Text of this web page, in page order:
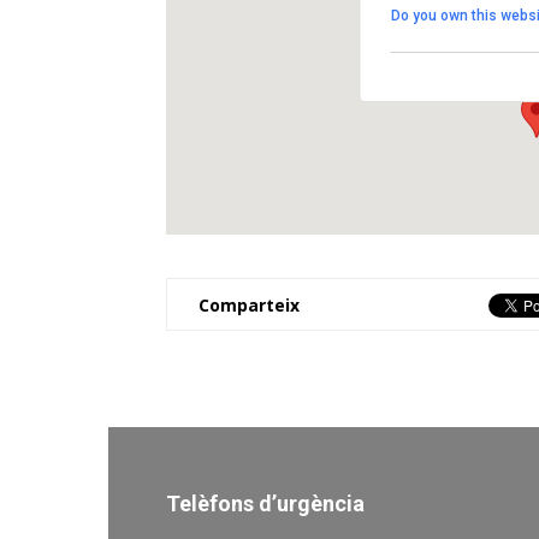
Plaça Cal Figueres 1
View Events
Do you own this
Comparteix
Telèfons d’urgència